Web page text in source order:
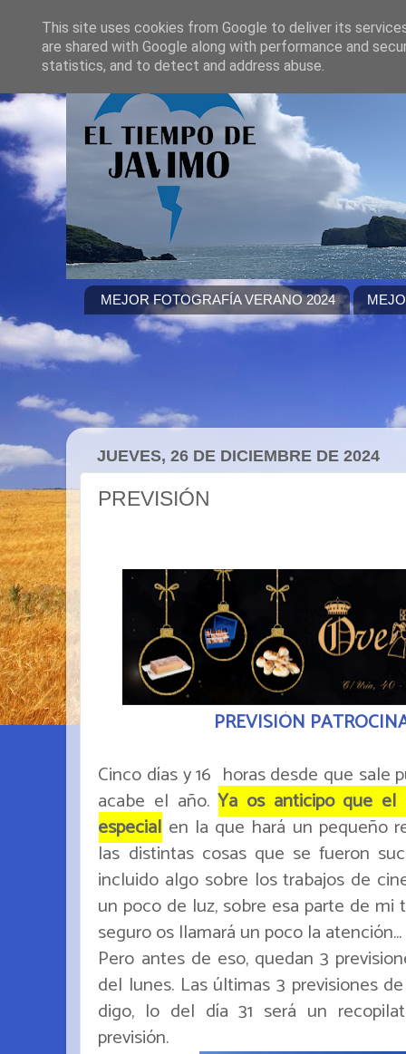
MEJOR FOTOGRAFÍA VERANO 2024
JUEVES, 26 DE DICIEMBRE DE 2024
PREVISIÓN
PREVISIÓN
Cinco días y 16 horas desde que sale
acabe el año.Ya os anticipo que el
especial en la que hará un pequeño
las distintas cosas que se fueron
incluido algo sobre los trabajos de
un poco de luz, sobre esa parte de
seguro os llamará un poco la atención...
Pero antes de eso, quedan 3
del lunes. Las últimas 3 previsiones
digo, lo del día 31 será un
previsión.
This site uses cookies from Google to deliver its
are shared with Google along with performance and
statistics, and to detect and address abuse.